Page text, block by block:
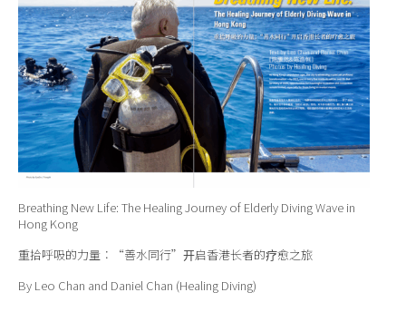
Breathing New Life: The Healing Journey of Elderly Diving Wave in
Hong Kong
重拾呼吸的力量：“善水同行”开启香港长者的疗愈之旅
By Leo Chan and Daniel Chan (Healing Diving)